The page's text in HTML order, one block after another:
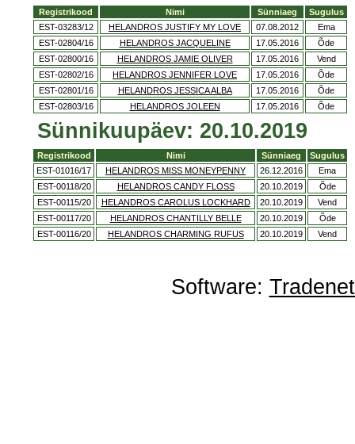
Registrikood Nimi Sünniaeg
Sugulus
EST-03283/12
HELANDROS JUSTIFY MY LOVE 07.08.2012
Ema
EST-02804/16
HELANDROS JACQUELINE 17.05.2016
Õde
EST-02800/16
HELANDROS JAMIE OLIVER 17.05.2016
Vend
EST-02802/16
HELANDROS JENNIFER LOVE 17.05.2016
Õde
EST-02801/16
HELANDROS JESSICA ALBA 17.05.2016
Õde
EST-02803/16
HELANDROS JOLEEN 17.05.2016 Õde
Sünnikuupäev: 20.10.2019
Registrikood Nimi Sünniaeg
Sugulus
EST-01016/17
HELANDROS MISS MONEYPENNY 26.12.2016
Ema
EST-00118/20
HELANDROS CANDY FLOSS 20.10.2019
Õde
EST-00115/20
HELANDROS CAROLUS LOCKHARD 20.10.2019
Vend
EST-00117/20
HELANDROS CHANTILLY BELLE 20.10.2019
Õde
EST-00116/20
HELANDROS CHARMING RUFUS 20.10.2019 Vend
Software: